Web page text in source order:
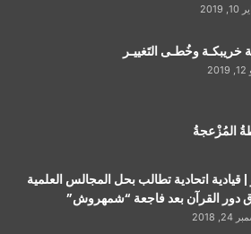
خريبكـة وخُطـى التَغييـر
المُزْعجةُ
| قيادية اتحادية تطالب بحل المجالس العلمية
دور القرآن بعد فاجعة “شمهروش”
2018